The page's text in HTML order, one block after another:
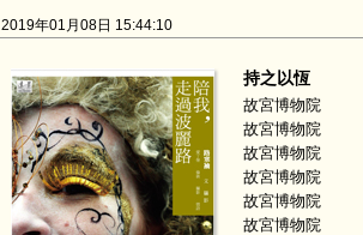
2019年01月08日 15:44:10
持之以恆
故宮博物院
故宮博物院
故宮博物院
故宮博物院
故宮博物院
故宮博物院